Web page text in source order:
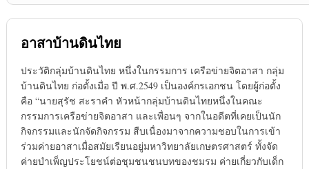
อาสาบ้านดินไทย
ประวัติกลุ่มบ้านดินไทย หนึ่งในกรรมการ เครือข่ายจิตอาสา กลุ่ม
บ้านดินไทย ก่อตั้งเมื่อ ปี พ.ศ.2549 เป็นองค์กรเอกชน โดยผู้ก่อตั้ง
คือ “นายสุรัช สะราคำ หัวหน้ากลุ่มบ้านดินไทยหนึ่งในคณะ
กรรมการเครือข่ายจิตอาสา และเพื่อนๆ จากในอดีตที่เคยเป็นนัก
กิจกรรมและนักจัดกิจกรรม สืบเนื่องมาจากความชอบในการเข้า
ร่วมค่ายอาสาเมื่อสมัยเรียนอยู่มหาวิทยาลัยเกษตรศาสตร์ ทั้งจัด
ค่ายบำเพ็ญประโยชน์ต่อชุมชนชนบทของชมรม ค่ายเกี่ยวกับเด็ก